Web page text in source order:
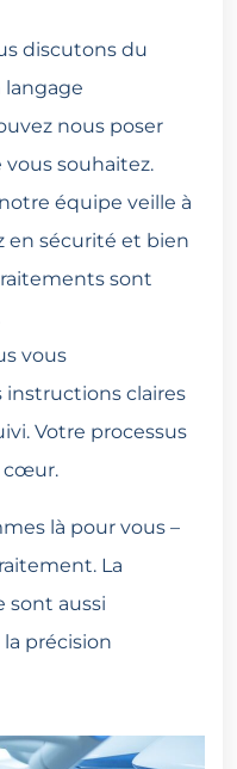
discutons du
langage
nous poser
souhaitez.
équipe veille à
en sécurité et bien
sont
vous
instructions claires
Votre processus
cœur.
là pour vous –
La
sont aussi
précision